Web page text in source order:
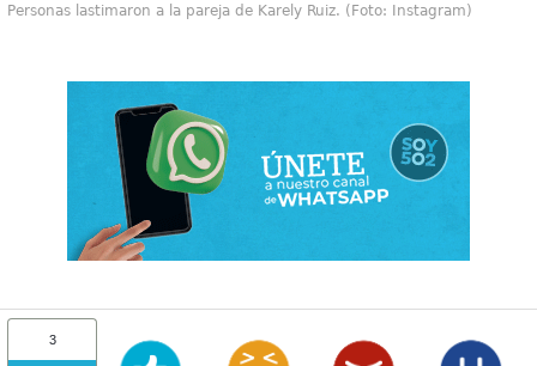
Personas lastimaron a la pareja de Karely Ruiz. (Foto: Instagram)
3